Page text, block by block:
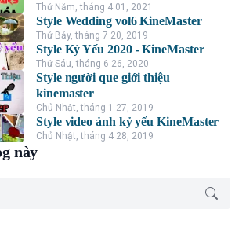
Thứ Năm, tháng 4 01, 2021
Style Wedding vol6 KineMaster
Thứ Bảy, tháng 7 20, 2019
Style Kỷ Yếu 2020 - KineMaster
Thứ Sáu, tháng 6 26, 2020
Style người que giới thiệu
kinemaster
Chủ Nhật, tháng 1 27, 2019
Style video ảnh kỷ yếu KineMaster
Chủ Nhật, tháng 4 28, 2019
này